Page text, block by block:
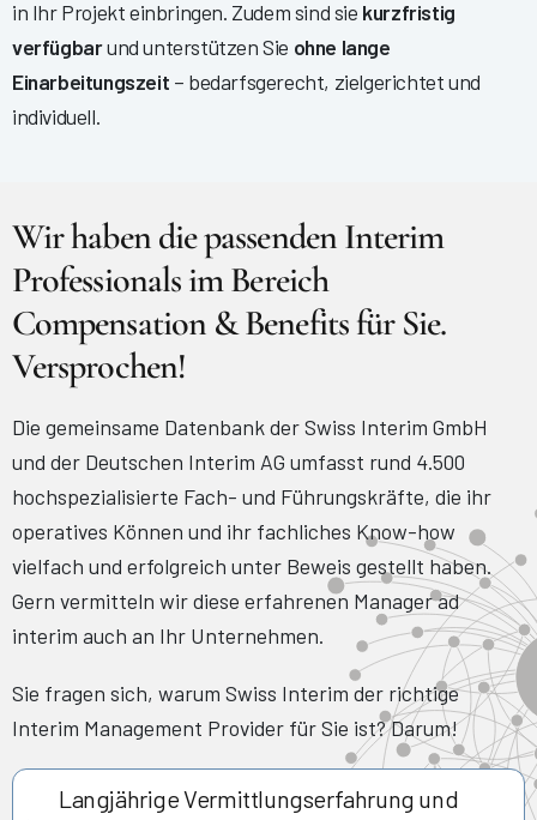
in Ihr Projekt einbringen. Zudem sind sie kurzfristig
verfügbarund unterstützen Sie ohne lange
Einarbeitungszeit – bedarfsgerecht, zielgerichtet und
individuell.
Wir haben die passenden Interim
Professionals im Bereich
Compensation & Benefits für Sie.
Versprochen!
Die gemeinsame Datenbank der Swiss Interim GmbH
und der Deutschen Interim AG umfasst rund 4.500
hochspezialisierte Fach- und Führungskräfte, die ihr
operatives Können und ihr fachliches Know-how
vielfach und erfolgreich unter Beweis gestellt haben.
Gern vermitteln wir diese erfahrenen Manager ad
interim auch an Ihr Unternehmen.
Sie fragen sich, warum Swiss Interim der richtige
Interim Management Provider für Sie ist? Darum!
Langjährige Vermittlungserfahrung und